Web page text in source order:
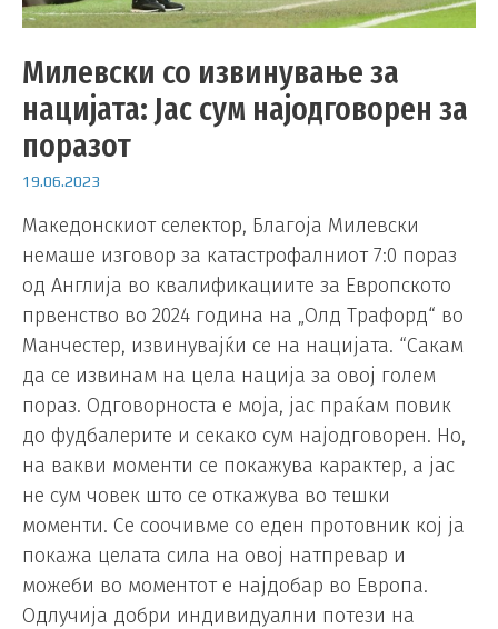
Милевски со извинување за
нацијата: Јас сум најодговорен за
поразот
19.06.2023
Македонскиот селектор, Благоја Милевски
немаше изговор за катастрофалниот 7:0 пораз
од Англија во квалификациите за Европското
првенство во 2024 година на „Олд Трафорд“ во
Манчестер, извинувајќи се на нацијата. “Сакам
да се извинам на цела нација за овој голем
пораз. Одговорноста е моја, јас праќам повик
до фудбалерите и секако сум најодговорен. Но,
на вакви моменти се покажува карактер, а јас
не сум човек што се откажува во тешки
моменти. Се соочивме со еден протовник кој ја
покажа целата сила на овој натпревар и
можеби во моментот е најдобар во Европа.
Одлучија добри индивидуални потези на